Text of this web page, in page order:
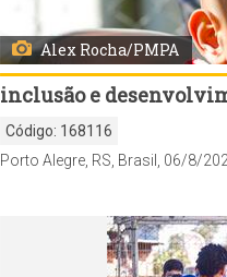
Alex Rocha/PMPA
inclusão e
Código: 168116